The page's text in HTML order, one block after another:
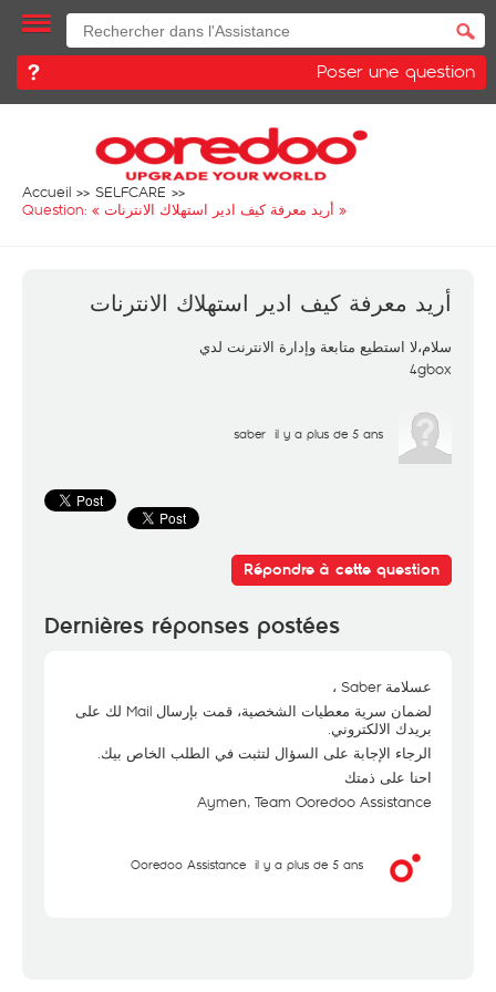
Poser une question
Accueil
SELFCARE
Question: « أريد معرفة كيف ادير استهلاك الانترنات »
أريد معرفة كيف ادير استهلاك الانترنات
سلام،لا استطيع متابعة وإدارة الانترنت لدي
4gbox
saber il y a plus de 5 ans
Répondre à cette question
Dernières réponses postées
عسلامة Saber ،
لضمان سرية معطيات الشخصية، قمت بإرسال Mail لك على
بريدك الالكتروني.
الرجاء الإجابة على السؤال لتثبت في الطلب الخاص بيك.
احنا على ذمتك
Aymen, Team Ooredoo Assistance
Ooredoo Assistance il y a plus de 5 ans